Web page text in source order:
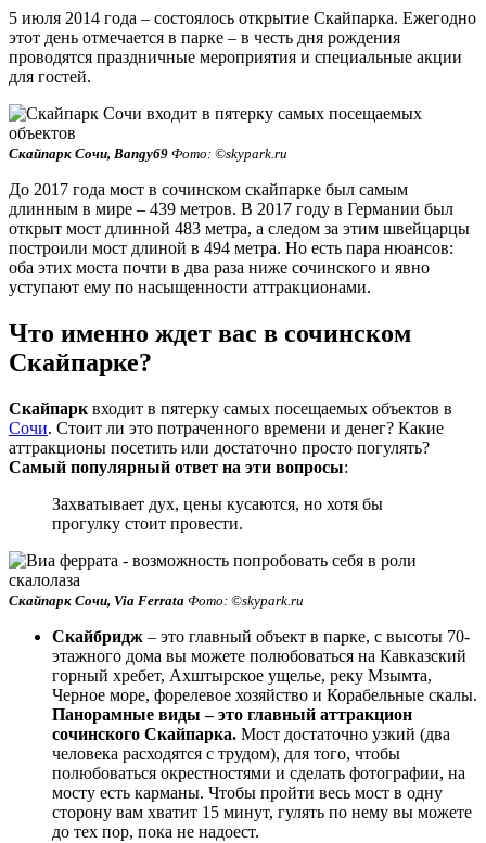
5 июля 2014 года – состоялось открытие Скайпарка. Ежегодно
этот день отмечается в парке – в честь дня рождения
проводятся праздничные мероприятия и специальные акции
для гостей.
Скайпарк Сочи, Bangy69 Фото: ©skypark.ru
До 2017 года мост в сочинском скайпарке был самым
длинным в мире – 439 метров. В 2017 году в Германии был
открыт мост длинной 483 метра, а следом за этим швейцарцы
построили мост длиной в 494 метра. Но есть пара нюансов:
оба этих моста почти в два раза ниже сочинского и явно
уступают ему по насыщенности аттракционами.
Что именно ждет вас в сочинском
Скайпарке?
Скайпарк входит в пятерку самых посещаемых объектов в
Сочи. Стоит ли это потраченного времени и денег? Какие
аттракционы посетить или достаточно просто погулять?
Самый популярный ответ на эти вопросы:
Захватывает дух, цены кусаются, но хотя бы
прогулку стоит провести.
Скайпарк Сочи, Via Ferrata Фото: ©skypark.ru
Скайбридж – это главный объект в парке, с высоты 70-
этажного дома вы можете полюбоваться на Кавказский
горный хребет, Ахштырское ущелье, реку Мзымта,
Черное море, форелевое хозяйство и Корабельные скалы.
Панорамные виды – это главный аттракцион
сочинского Скайпарка. Мост достаточно узкий (два
человека расходятся с трудом), для того, чтобы
полюбоваться окрестностями и сделать фотографии, на
мосту есть карманы. Чтобы пройти весь мост в одну
сторону вам хватит 15 минут, гулять по нему вы можете
до тех пор, пока не надоест.